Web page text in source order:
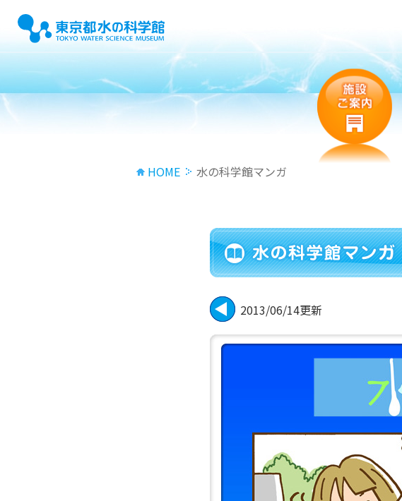
HOME 水の科学館マンガ
2013/06/14更新